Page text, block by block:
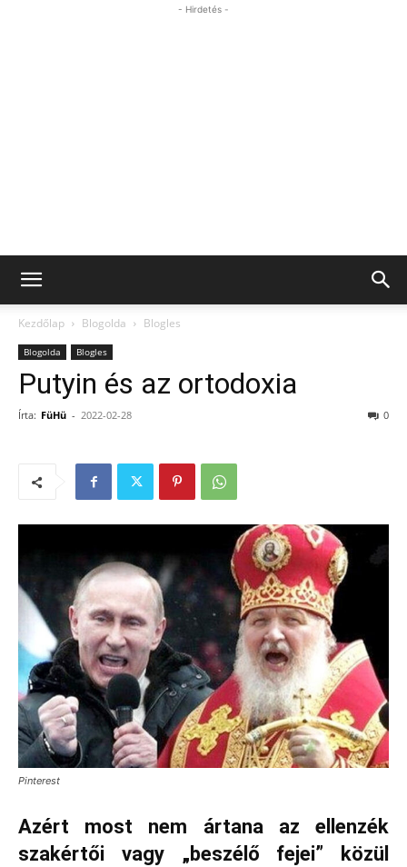
- Hirdetés -
Kezdőlap Blogolda Blogles
Blogolda Blogles
Putyin és az ortodoxia
Írta: FüHü - 2022-02-28 0
Pinterest
Azért most nem ártana az ellenzék
szakértői vagy „beszélő fejei” közül